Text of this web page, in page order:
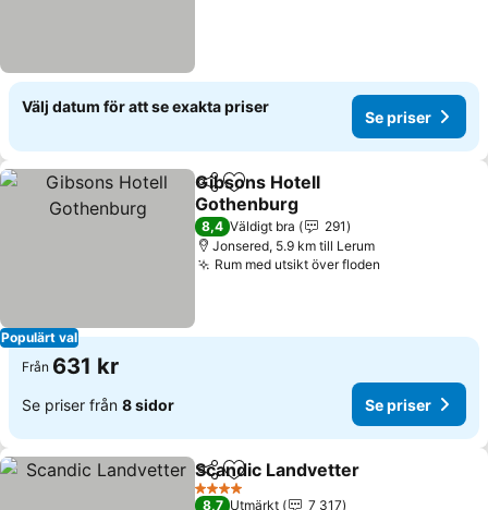
Välj datum för att se exakta priser
Se priser
Populärt val
Dela Lägg till i Mina Favoriter
Gibsons Hotell
Gothenburg
8,4 Väldigt bra
291
Jonsered, 5.9 km till Lerum
Rum med utsikt över floden
Från 631 kr
Se priser från 8 sidor Se priser
Dela Lägg till i Mina Favoriter
Scandic Landvetter
4 Stjärnor
8,7 Utmärkt 7 317